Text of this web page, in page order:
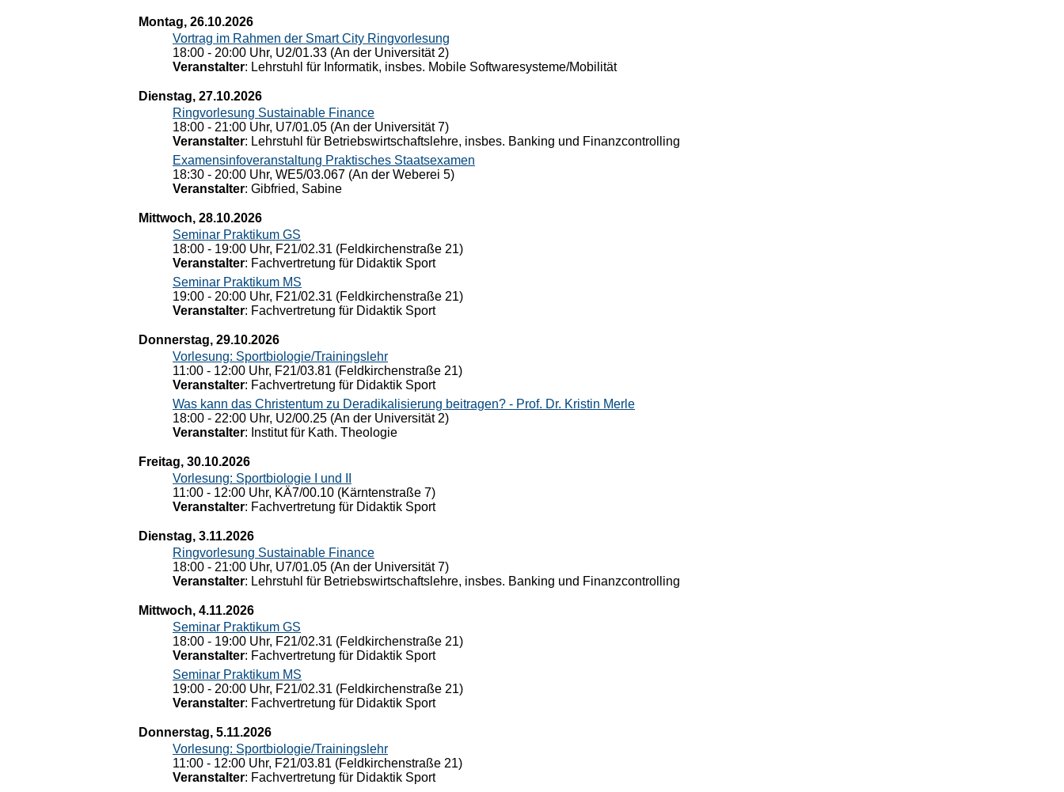
Montag, 26.10.2026
Vortrag im Rahmen der Smart City Ringvorlesung
18:00 - 20:00 Uhr, U2/01.33 (An der Universität 2)
Veranstalter: Lehrstuhl für Informatik, insbes. Mobile Softwaresysteme/Mobilität
Dienstag, 27.10.2026
Ringvorlesung Sustainable Finance
18:00 - 21:00 Uhr, U7/01.05 (An der Universität 7)
Veranstalter: Lehrstuhl für Betriebswirtschaftslehre, insbes. Banking und Finanzcontrolling
Examensinfoveranstaltung Praktisches Staatsexamen
18:30 - 20:00 Uhr, WE5/03.067 (An der Weberei 5)
Veranstalter: Gibfried, Sabine
Mittwoch, 28.10.2026
Seminar Praktikum GS
18:00 - 19:00 Uhr, F21/02.31 (Feldkirchenstraße 21)
Veranstalter: Fachvertretung für Didaktik Sport
Seminar Praktikum MS
19:00 - 20:00 Uhr, F21/02.31 (Feldkirchenstraße 21)
Veranstalter: Fachvertretung für Didaktik Sport
Donnerstag, 29.10.2026
Vorlesung: Sportbiologie/Trainingslehr
11:00 - 12:00 Uhr, F21/03.81 (Feldkirchenstraße 21)
Veranstalter: Fachvertretung für Didaktik Sport
Was kann das Christentum zu Deradikalisierung beitragen? - Prof. Dr. Kristin Merle
18:00 - 22:00 Uhr, U2/00.25 (An der Universität 2)
Veranstalter: Institut für Kath. Theologie
Freitag, 30.10.2026
Vorlesung: Sportbiologie I und II
11:00 - 12:00 Uhr, KÄ7/00.10 (Kärntenstraße 7)
Veranstalter: Fachvertretung für Didaktik Sport
Dienstag, 3.11.2026
Ringvorlesung Sustainable Finance
18:00 - 21:00 Uhr, U7/01.05 (An der Universität 7)
Veranstalter: Lehrstuhl für Betriebswirtschaftslehre, insbes. Banking und Finanzcontrolling
Mittwoch, 4.11.2026
Seminar Praktikum GS
18:00 - 19:00 Uhr, F21/02.31 (Feldkirchenstraße 21)
Veranstalter: Fachvertretung für Didaktik Sport
Seminar Praktikum MS
19:00 - 20:00 Uhr, F21/02.31 (Feldkirchenstraße 21)
Veranstalter: Fachvertretung für Didaktik Sport
Donnerstag, 5.11.2026
Vorlesung: Sportbiologie/Trainingslehr
11:00 - 12:00 Uhr, F21/03.81 (Feldkirchenstraße 21)
Veranstalter: Fachvertretung für Didaktik Sport